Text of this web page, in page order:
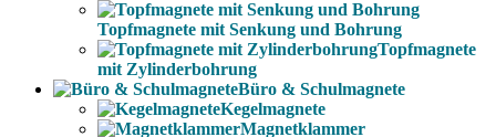
Topfmagnete mit Senkung und Bohrung
Topfmagnete
mit Zylinderbohrung
Büro & Schulmagnete
Kegelmagnete
Magnetklammer